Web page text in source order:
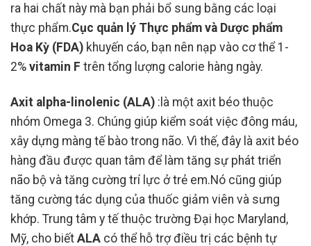
ra hai chất này mà bạn phải bổ sung bằng các loại
thực phẩm.Cục quản lý Thực phẩm và Dược phẩm
Hoa Kỳ (FDA) khuyến cáo, bạn nên nạp vào cơ thể 1-
2% vitamin F trên tổng lượng calorie hàng ngày.
Axit alpha-linolenic (ALA) :là một axit béo thuộc
nhóm Omega 3. Chúng giúp kiểm soát việc đông máu,
xây dựng màng tế bào trong não. Vì thế, đây là axit béo
hàng đầu được quan tâm để làm tăng sự phát triển
não bộ và tăng cường trí lực ở trẻ em.Nó cũng giúp
tăng cường tác dụng của thuốc giảm viên và sưng
khớp. Trung tâm y tế thuộc trường Đại học Maryland,
Mỹ, cho biết ALA có thể hỗ trợ điều trị các bệnh tự